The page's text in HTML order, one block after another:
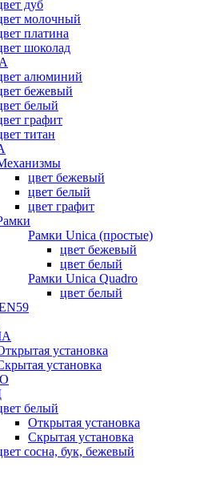
дуб
молочный
платина
шоколад
алюминий
бежевый
белый
графит
титан
цвет бежевый
цвет белый
цвет графит
Рамки Unica (простые)
цвет бежевый
цвет белый
Рамки Unica Quadro
цвет белый
установка
установка
белый
Открытая установка
Скрытая установка
сосна, бук, бежевый